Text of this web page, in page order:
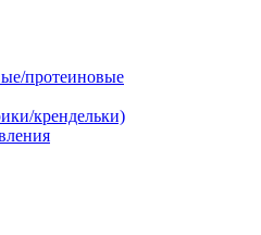
протеиновые
крендельки)